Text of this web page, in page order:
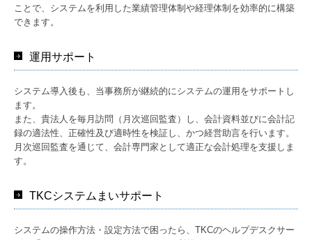
ことで、システムを利用した業績管理体制や経理体制を効率的に構築
できます。
運用サポート
システム導入後も、当事務所が継続的にシステムの運用をサポートし
ます。
また、貴法人を毎月訪問（月次巡回監査）し、会計資料並びに会計記
録の適法性、正確性及び適時性を検証し、かつ経営助言を行います。
月次巡回監査を通じて、会計専門家として適正な会計処理を支援しま
す。
TKCシステムまいサポート
システムの操作方法・設定方法で困ったら、TKCのヘルプデスクサー